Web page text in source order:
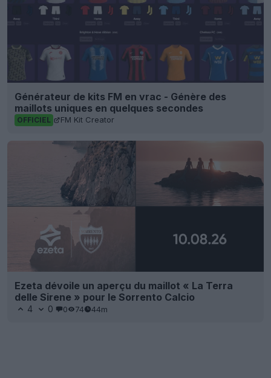
Générateur de kits FM en vrac - Génère des
maillots uniques en quelques secondes
OFFICIEL FM Kit Creator
Ezeta dévoile un aperçu du maillot « La Terra
delle Sirene » pour le Sorrento Calcio
4 0 0 74 44m